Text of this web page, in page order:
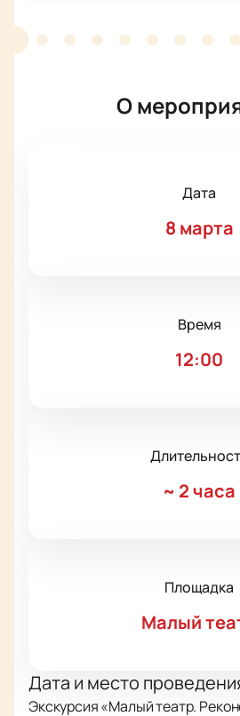
О
Дата
8 марта
Время
12:00
~ 2 часа
Площадка
Малый
Дата и место
Экскурсия «Малый театр.